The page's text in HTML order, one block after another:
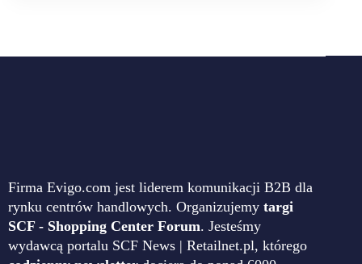
Firma Evigo.com jest liderem komunikacji B2B dla
rynku centrów handlowych. Organizujemy targi
SCF - Shopping Center Forum. Jesteśmy
wydawcą portalu SCF News | Retailnet.pl, którego